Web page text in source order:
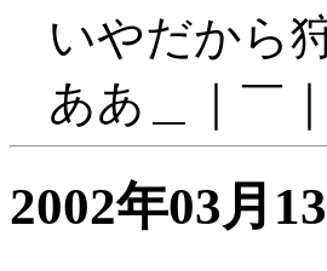
いやだから
ああ＿｜￣
2002年03月